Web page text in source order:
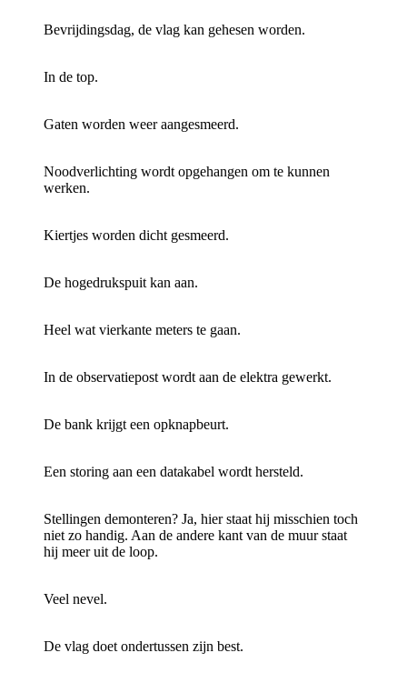
Bevrijdingsdag, de vlag kan gehesen worden.
In de top.
Gaten worden weer aangesmeerd.
Noodverlichting wordt opgehangen om te kunnen
werken.
Kiertjes worden dicht gesmeerd.
De hogedrukspuit kan aan.
Heel wat vierkante meters te gaan.
In de observatiepost wordt aan de elektra gewerkt.
De bank krijgt een opknapbeurt.
Een storing aan een datakabel wordt hersteld.
Stellingen demonteren? Ja, hier staat hij misschien toch
niet zo handig. Aan de andere kant van de muur staat
hij meer uit de loop.
Veel nevel.
De vlag doet ondertussen zijn best.